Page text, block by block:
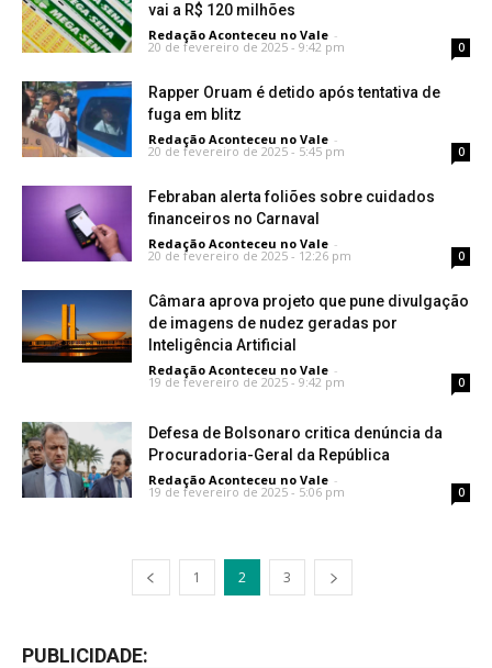
vai a R$ 120 milhões
Redação Aconteceu no Vale -
20 de fevereiro de 2025 - 9:42 pm 0
Rapper Oruam é detido após tentativa de
fuga em blitz
Redação Aconteceu no Vale -
20 de fevereiro de 2025 - 5:45 pm 0
Febraban alerta foliões sobre cuidados
financeiros no Carnaval
Redação Aconteceu no Vale -
20 de fevereiro de 2025 - 12:26 pm 0
Câmara aprova projeto que pune divulgação
de imagens de nudez geradas por
Inteligência Artificial
Redação Aconteceu no Vale -
19 de fevereiro de 2025 - 9:42 pm 0
Defesa de Bolsonaro critica denúncia da
Procuradoria-Geral da República
Redação Aconteceu no Vale -
19 de fevereiro de 2025 - 5:06 pm 0
1 2 3
PUBLICIDADE: